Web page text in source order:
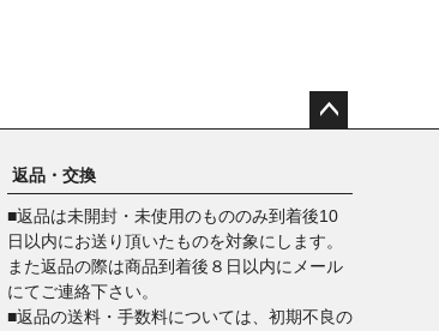
ップ
へ
返品・交換
■返品は未開封・未使用のもののみ到着後10
日以内にお送り頂いたものを対象にします。
また返品の際は商品到着後８日以内にメール
にてご連絡下さい。
■返品の送料・手数料については、初期不良の